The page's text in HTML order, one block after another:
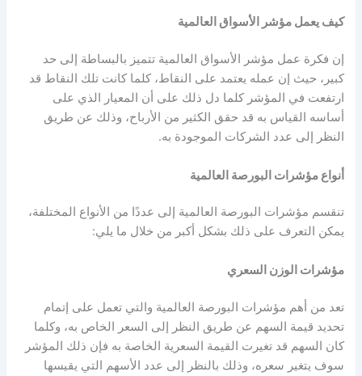
كيف يعملمؤشر الأسواق العالمية
إن فكرة عمل مؤشر الأسواق العالميةتتميز بالبساطة إلى حد
كبير، حيث إن عمله يعتمد على النقاط، كلما كانت تلك النقاط قد
ارتفعت في المؤشر كلما دل ذلك على أن المعيار الذي على
أساسه القياس به قد حقق الكثير من الأرباح، وذلك عن طريق
النظر إلى عدد الشركات الموجودة به.
أنواعمؤشرات البورصة العالمية
تنقسم مؤشرات البورصة العالميةإلى عددًا من الأنواع المختلفة،
يمكن التعرف على ذلك بشكل أكبر من خلال ما يلي:
مؤشرات الوزن السعري
تعد من أهم مؤشرات البورصة العالميةوالتي تعمل على إتمام
تحديد قيمة السهم عن طريق النظر إلى السعر الخاص به، وكلما
كان السهم قد تغيرت القيمة السعرية الخاصة به فإن ذلك المؤشر
سوف يتغير سعره، وذلك بالنظر إلى عدد الأسهم التي يقيسها